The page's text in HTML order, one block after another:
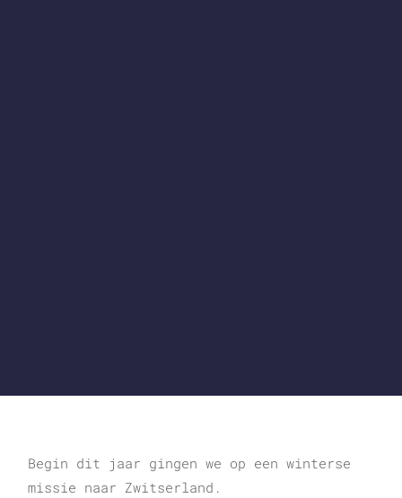
Begin dit jaar gingen we op een winterse
missie naar Zwitserland.